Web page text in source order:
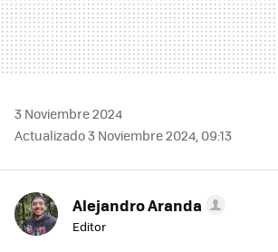
3 Noviembre 2024
Actualizado 3 Noviembre 2024, 09:13
Alejandro Aranda
Editor